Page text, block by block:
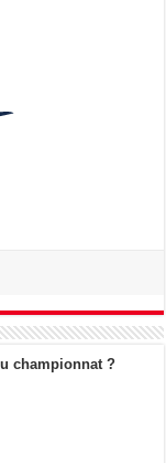
championnat ?